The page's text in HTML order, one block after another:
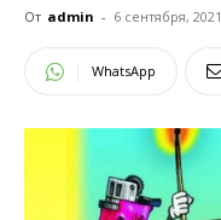
От admin - 6 сентября, 2021
WhatsApp